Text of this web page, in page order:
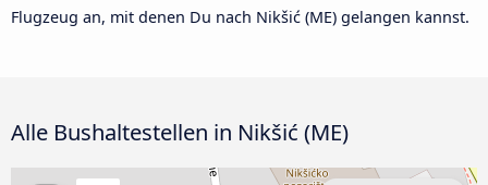
Flugzeug an, mit denen Du nach Nikšić (ME) gelangen kannst.
Alle Bushaltestellen in Nikšić (ME)